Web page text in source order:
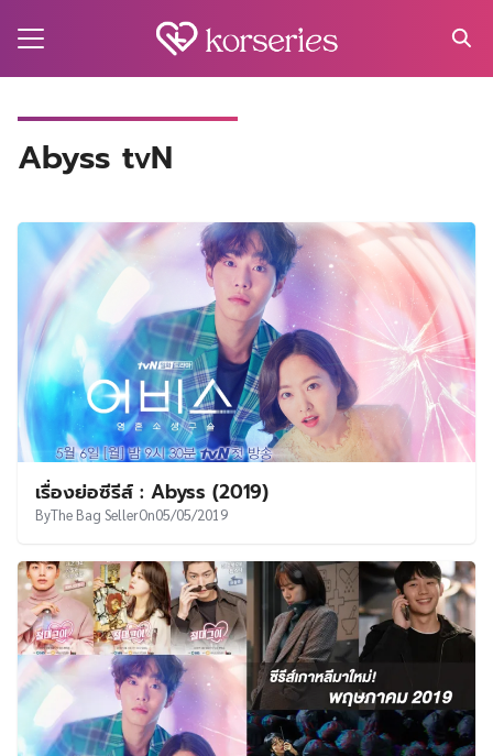
Abyss tvN
เรื่องย่อซีรีส์ : Abyss (2019)
ByThe Bag SellerOn05/05/2019